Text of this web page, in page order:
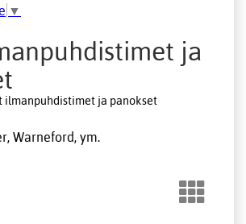
▼
ja
ilmanpuhdistimet ja panokset
Warneford, ym.